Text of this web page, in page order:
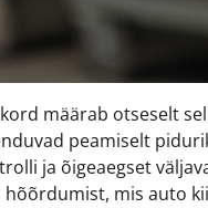
määrab otseselt
peamiselt
ja õigeaegset
mis auto